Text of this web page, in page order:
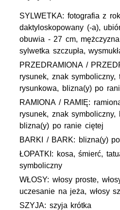
SYLWETKA: fotografia z
daktyloskopowany (-a),
obuwia - 27 cm,
sylwetka szczupła,
PRZEDRAMIONA /
rysunek, znak symboliczny,
rysunkowa, blizna(y) po
RAMIONA / RAMIĘ:
rysunek, znak
blizna(y) po ranie ciętej
BARKI / BARK: blizna(y)
ŁOPATKI: kosa, śmierć,
symboliczny
WŁOSY: włosy proste,
uczesanie na jeża, włosy
SZYJA: szyja krótka